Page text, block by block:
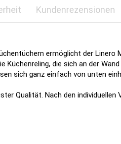
Kundenrezensionen
ermöglicht der Linero
Küchenreling, die sich an der
sich ganz einfach von unten
Qualität. Nach den individuellen